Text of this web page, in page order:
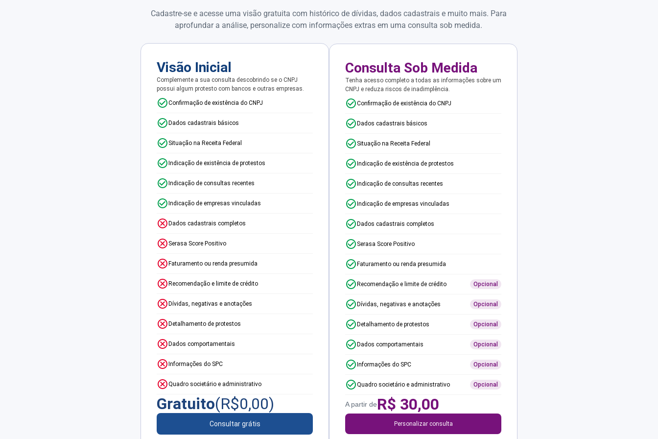
Cadastre-se e acesse uma visão gratuita com histórico de dívidas, dados cadastrais e muito mais. Para
aprofundar a análise, personalize com informações extras em uma consulta sob medida.
Visão Inicial
Complemente a sua consulta descobrindo se o CNPJ
possui algum protesto com bancos e outras empresas.
Confirmação de existência do CNPJ
Dados cadastrais básicos
Situação na Receita Federal
Indicação de existência de protestos
Indicação de consultas recentes
Indicação de empresas vinculadas
Dados cadastrais completos
Serasa Score Positivo
Faturamento ou renda presumida
Recomendação e limite de crédito
Dívidas, negativas e anotações
Detalhamento de protestos
Dados comportamentais
Informações do SPC
Quadro societário e administrativo
Gratuito(R$0,00)
Consultar grátis
Consulta Sob Medida
Tenha acesso completo a todas as informações sobre um
CNPJ e reduza riscos de inadimplência.
Confirmação de existência do CNPJ
Dados cadastrais básicos
Situação na Receita Federal
Indicação de existência de protestos
Indicação de consultas recentes
Indicação de empresas vinculadas
Dados cadastrais completos
Serasa Score Positivo
Faturamento ou renda presumida
Recomendação e limite de crédito Opcional
Dívidas, negativas e anotações Opcional
Detalhamento de protestos Opcional
Dados comportamentais Opcional
Informações do SPC Opcional
Quadro societário e administrativo Opcional
A partir deR$ 30,00
Personalizar consulta